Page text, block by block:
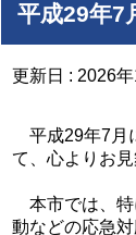
平成29年7
更新日 : 2026年
平成29年7月
て、心よりお
本市では、特
動などの応急